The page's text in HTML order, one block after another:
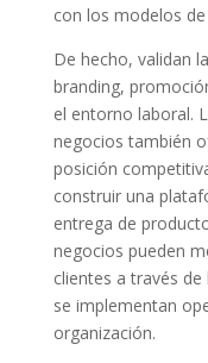
con los modelos
De hecho, validan
branding,
el entorno laboral.
negocios también
posición
construir una
entrega de
negocios pueden
clientes a través
se implementan
organización.